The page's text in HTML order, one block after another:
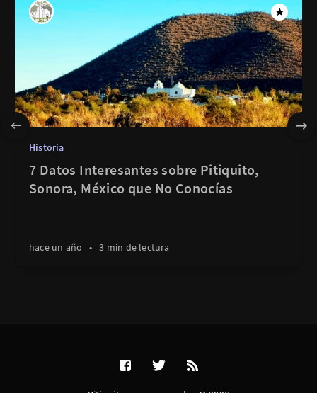
Historia
7 Datos Interesantes sobre Pitiquito,
Sonora, México que No Conocías
hace un año • 3 min de lectura